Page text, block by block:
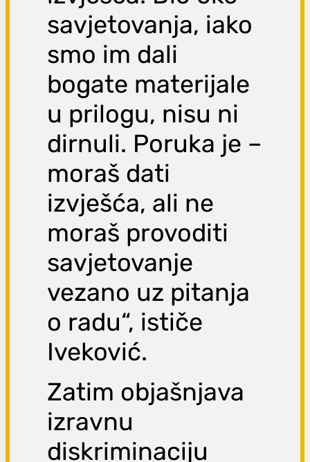
savjetovanja, iako
smo im dali
bogate materijale
u prilogu, nisu ni
dirnuli. Poruka je –
moraš dati
izvješća, ali ne
moraš provoditi
savjetovanje
vezano uz pitanja
o radu“, ističe
Iveković.
Zatim objašnjava
izravnu
diskriminaciju